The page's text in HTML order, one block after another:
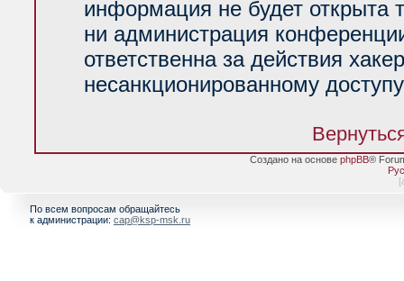
информация не будет открыта
ни администрация
ответственна за действия
несанкционированному
Создано на основе phpBB®
[
По всем вопросам обращайтесь
к администрации: cap@ksp-msk.ru